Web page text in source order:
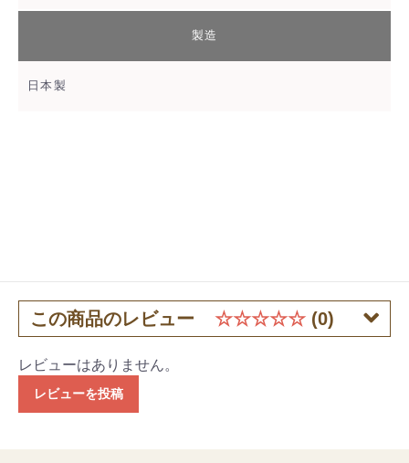
製造
日本製
この商品のレビュー ☆☆☆☆☆ (0)
レビューはありません。
レビューを投稿